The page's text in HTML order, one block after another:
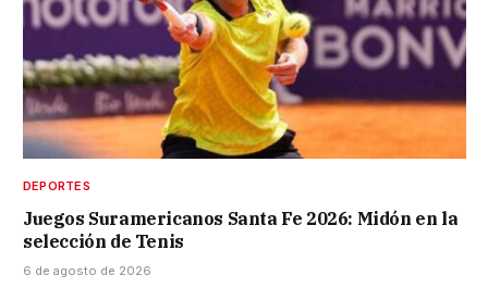
DEPORTES
Juegos Suramericanos Santa Fe 2026: Midón en la
selección de Tenis
6 de agosto de 2026